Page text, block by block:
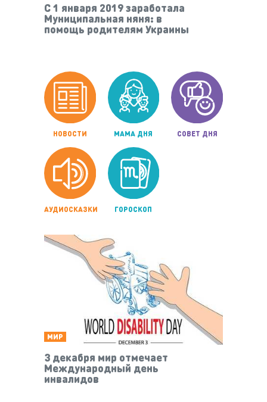
С 1 января 2019 заработала
Муниципальная няня: в
помощь родителям Украины
НОВОСТИ МАМА ДНЯ СОВЕТ ДНЯ
АУДИОСКАЗКИ ГОРОСКОП
МИР
3 декабря мир отмечает
Международный день
инвалидов